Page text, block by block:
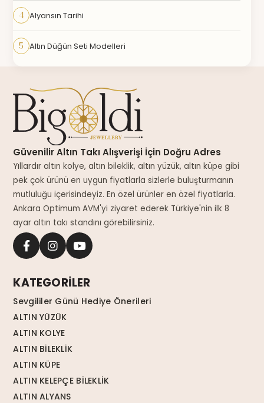
4 Alyansın Tarihi
5 Altın Düğün Seti Modelleri
Güvenilir Altın Takı Alışverişi İçin Doğru Adres
Yıllardır altın kolye, altın bileklik, altın yüzük, altın küpe gibi
pek çok ürünü en uygun fiyatlarla sizlerle buluşturmanın
mutluluğu içerisindeyiz. En özel ürünler en özel fiyatlarla.
Ankara Optimum AVM'yi ziyaret ederek Türkiye'nin ilk 8
ayar altın takı standını görebilirsiniz.
KATEGORİLER
Sevgililer Günü Hediye Önerileri
ALTIN YÜZÜK
ALTIN KOLYE
ALTIN BİLEKLİK
ALTIN KÜPE
ALTIN KELEPÇE BİLEKLİK
ALTIN ALYANS